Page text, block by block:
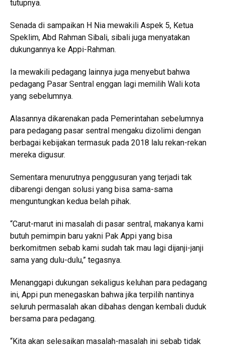
tutupnya.
Senada di sampaikan H Nia mewakili Aspek 5, Ketua
Speklim, Abd Rahman Sibali, sibali juga menyatakan
dukungannya ke Appi-Rahman.
Ia mewakili pedagang lainnya juga menyebut bahwa
pedagang Pasar Sentral enggan lagi memilih Wali kota
yang sebelumnya.
Alasannya dikarenakan pada Pemerintahan sebelumnya
para pedagang pasar sentral mengaku dizolimi dengan
berbagai kebijakan termasuk pada 2018 lalu rekan-rekan
mereka digusur.
Sementara menurutnya penggusuran yang terjadi tak
dibarengi dengan solusi yang bisa sama-sama
menguntungkan kedua belah pihak.
“Carut-marut ini masalah di pasar sentral, makanya kami
butuh pemimpin baru yakni Pak Appi yang bisa
berkomitmen sebab kami sudah tak mau lagi dijanji-janji
sama yang dulu-dulu,” tegasnya.
Menanggapi dukungan sekaligus keluhan para pedagang
ini, Appi pun menegaskan bahwa jika terpilih nantinya
seluruh permasalah akan dibahas dengan kembali duduk
bersama para pedagang.
“Kita akan selesaikan masalah-masalah ini sebab tidak